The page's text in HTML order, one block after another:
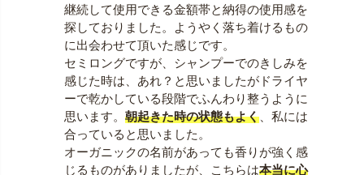
継続して使用できる金額帯と納得の使用感を
探しておりました。ようやく落ち着けるもの
に出会わせて頂いた感じです。
セミロングですが、シャンプーでのきしみを
感じた時は、あれ？と思いましたがドライヤ
ーで乾かしている段階でふんわり整うように
思います。 朝起きた時の状態もよく、私には
合っていると思いました。
オーガニックの名前があっても香りが強く感
じるものがありましたが、こちらは本当に心